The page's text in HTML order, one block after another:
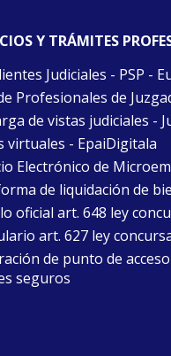
Y TRÁMITES
Judiciales - PSP -
Profesionales de
de vistas judiciales -
virtuales - EpaiDigitala
Electrónico de
de liquidación de
oficial art. 648 ley
art. 627 ley
de punto de
seguros